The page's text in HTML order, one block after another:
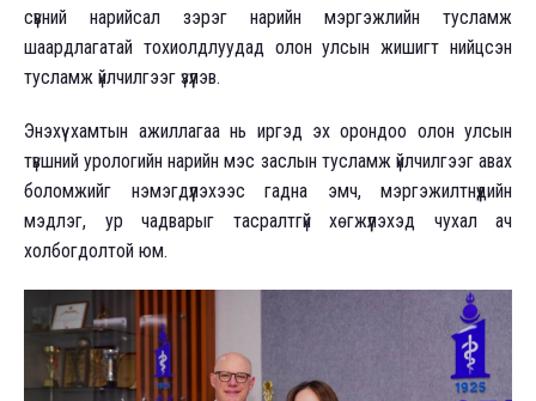
сүвний нарийсал зэрэг нарийн мэргэжлийн тусламж
шаардлагатай тохиолдлуудад олон улсын жишигт нийцсэн
тусламж үйлчилгээг үзүүлэв.
Энэхүү хамтын ажиллагаа нь иргэд эх орондоо олон улсын
түвшний урологийн нарийн мэс заслын тусламж үйлчилгээг авах
боломжийг нэмэгдүүлэхээс гадна эмч, мэргэжилтнүүдийн
мэдлэг, ур чадварыг тасралтгүй хөгжүүлэхэд чухал ач
холбогдолтой юм.